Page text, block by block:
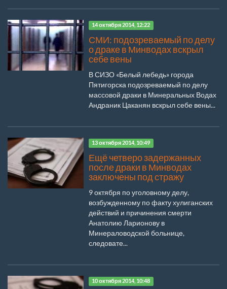
14 октября 2014, 12:22
СМИ: подозреваемый по делу
о драке в Минводах вскрыл
себе вены
В СИЗО «Белый лебедь» города
Пятигорска подозреваемый по делу
массовой драки в Минеральных Водах
Андраник Цаканян вскрыл себе вены...
13 октября 2014, 10:49
Ещё четверо задержанных
после драки в Минводах
заключены под стражу
9 октября по уголовному делу,
возбужденному по факту хулиганских
действий и причинения смерти
Анатолию Ларионову в
Минераловодской больнице,
следовате...
10 октября 2014, 10:48